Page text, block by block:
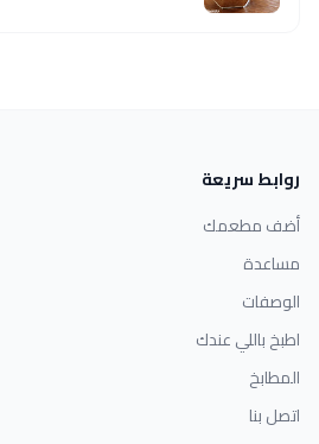
روابط سريعة
أضف مطعمك
مساعدة
الوصفات
اطبخ باللي عندك
المطابخ
اتصل بنا